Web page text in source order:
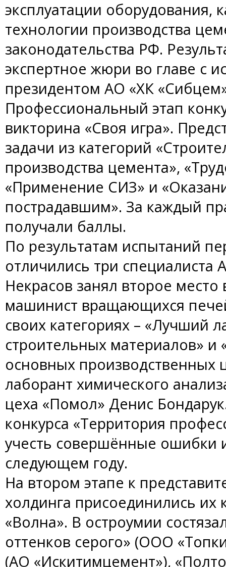
эксплуатации оборудования,
технологии производства
законодательства РФ.
экспертное жюри во главе с
президентом АО «ХК
Профессиональный этап
викторина «Своя игра».
задачи из категорий
производства цемента»,
«Применение СИЗ» и
пострадавшим». За каждый
получали баллы.
По результатам испытаний
отличились три специалиста
Некрасов занял второе
машинист вращающихся
своих категориях – «Лучший
строительных материалов»
основных производственных
лаборант химического
цеха «Помол» Денис
конкурса «Территория
учесть совершённые ошибки
следующем году.
На втором этапе к
холдинга присоединились их
«Волна». В остроумии
оттенков серого» (ООО
(АО «Искитимцемент»),